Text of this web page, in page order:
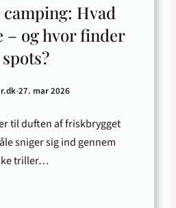
Hvad
– og hvor finder
•27. mar 2026
til duften af friskbrygget
sniger sig ind gennem
triller…